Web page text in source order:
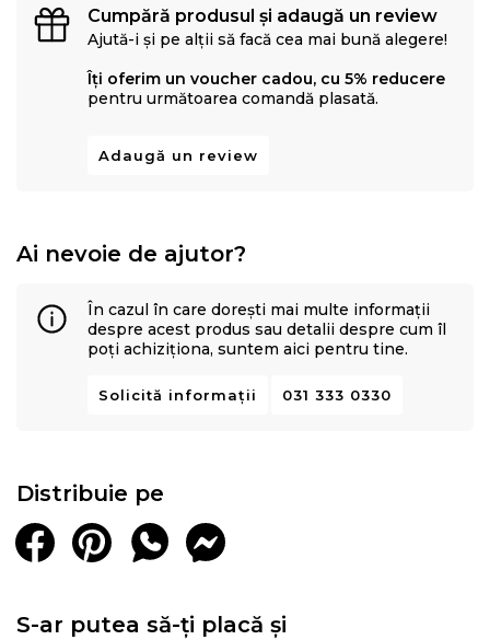
Cumpără produsul și adaugă un review
Ajută-i și pe alții să facă cea mai bună alegere!
Îți oferim un voucher cadou, cu 5% reducere
pentru următoarea comandă plasată.
Adaugă un review
Ai nevoie de ajutor?
În cazul în care dorești mai multe informații
despre acest produs sau detalii despre cum îl
poți achiziționa, suntem aici pentru tine.
Solicită informații 031 333 0330
Distribuie pe
S-ar putea să-ți placă și